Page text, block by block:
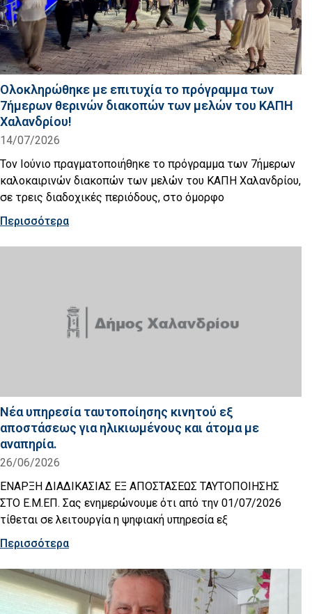
Ολοκληρώθηκε με επιτυχία το πρόγραμμα των
7ήμερων θερινών διακοπών των μελών του ΚΑΠΗ
Χαλανδρίου!
14/07/2026
Τον Ιούνιο πραγματοποιήθηκε το πρόγραμμα των 7ήμερων
καλοκαιρινών διακοπών των μελών του ΚΑΠΗ Χαλανδρίου,
σε τρεις διαδοχικές περιόδους, στο όμορφο
Περισσότερα
Νέα υπηρεσία ταυτοποίησης κινητού εξ
αποστάσεως για ηλικιωμένους και άτομα με
αναπηρία.
26/06/2026
ΕΝΑΡΞΗ ΔΙΑΔΙΚΑΣΙΑΣ ΕΞ ΑΠΟΣΤΑΣΕΩΣ ΤΑΥΤΟΠΟΙΗΣΗΣ
ΣΤΟ Ε.Μ.ΕΠ. Σας ενημερώνουμε ότι από την 01/07/2026
τίθεται σε λειτουργία η ψηφιακή υπηρεσία εξ
Περισσότερα